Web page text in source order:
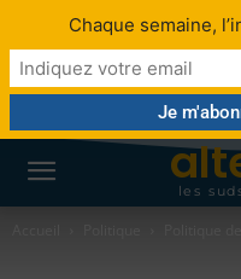
les
Chaque semaine,